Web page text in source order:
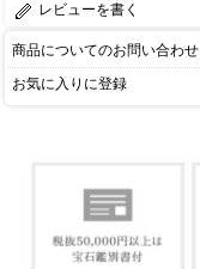
レビューを書く
商品についてのお問い合わせ
お気に入りに登録